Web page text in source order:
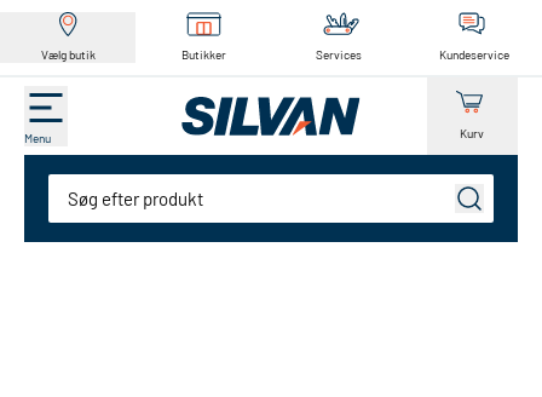
Vælg butik Butikker Services Kundeservice
Menu Kurv
Søg